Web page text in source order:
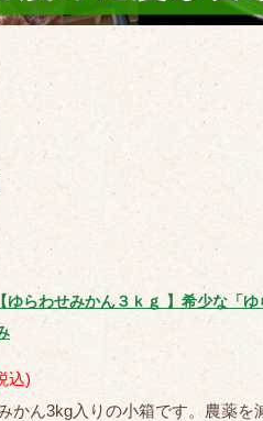
ゆらわせみかん３ｋｇ 】希少な「ゆ
込)
かん3kg入りの小箱です。農薬